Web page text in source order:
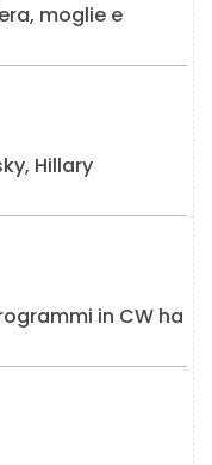
moglie e
Hillary
in CW ha